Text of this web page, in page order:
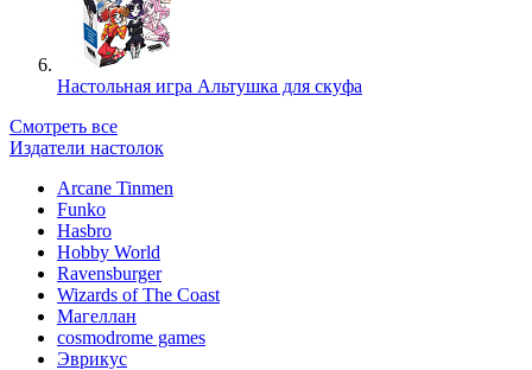
Настольная игра Альтушка для скуфа
Смотреть все
Издатели настолок
Arcane Tinmen
Funko
Hasbro
Hobby World
Ravensburger
Wizards of The Coast
Магеллан
сosmodrome games
Эврикус